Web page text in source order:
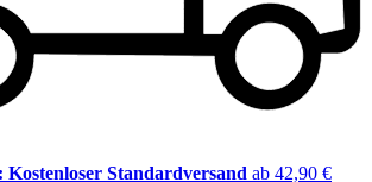
Kostenloser Standardversand ab 42,90 €